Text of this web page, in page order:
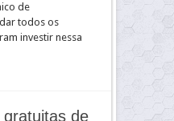
de
todos os
investir nessa
gratuitas de